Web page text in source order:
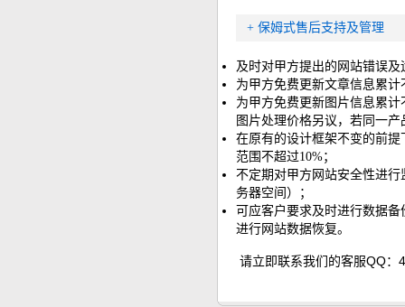
+ 保姆式售后支持及管理
及时对甲方提出的网站错误及
为甲方免费更新文章信息累
为甲方免费更新图片信息累
图片处理价格另议，若同一
在原有的设计框架不变的前
范围不超过10%；
不定期对甲方网站安全性进
务器空间）；
可应客户要求及时进行数据
进行网站数据恢复。
请立即联系我们的客服QQ